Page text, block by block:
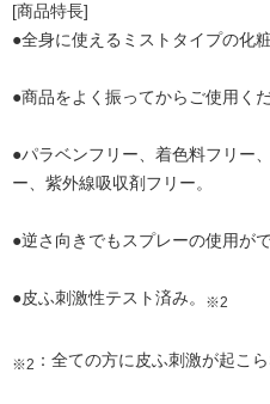
[商品特長]
●全身に使えるミストタイプの化粧
●商品をよく振ってからご使用くだ
●パラベンフリー、着色料フリー
ー、紫外線吸収剤フリー。
●逆さ向きでもスプレーの使用がで
●皮ふ刺激性テスト済み。 ※2
※2 ：全ての方に皮ふ刺激が起こ